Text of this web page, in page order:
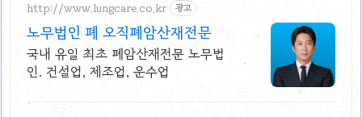
http://www.lungcare.co.kr 광고
노무법인 폐 오직폐암산재전문
국내 유일 최초 폐암산재전문 노무법
인. 건설업, 제조업, 운수업